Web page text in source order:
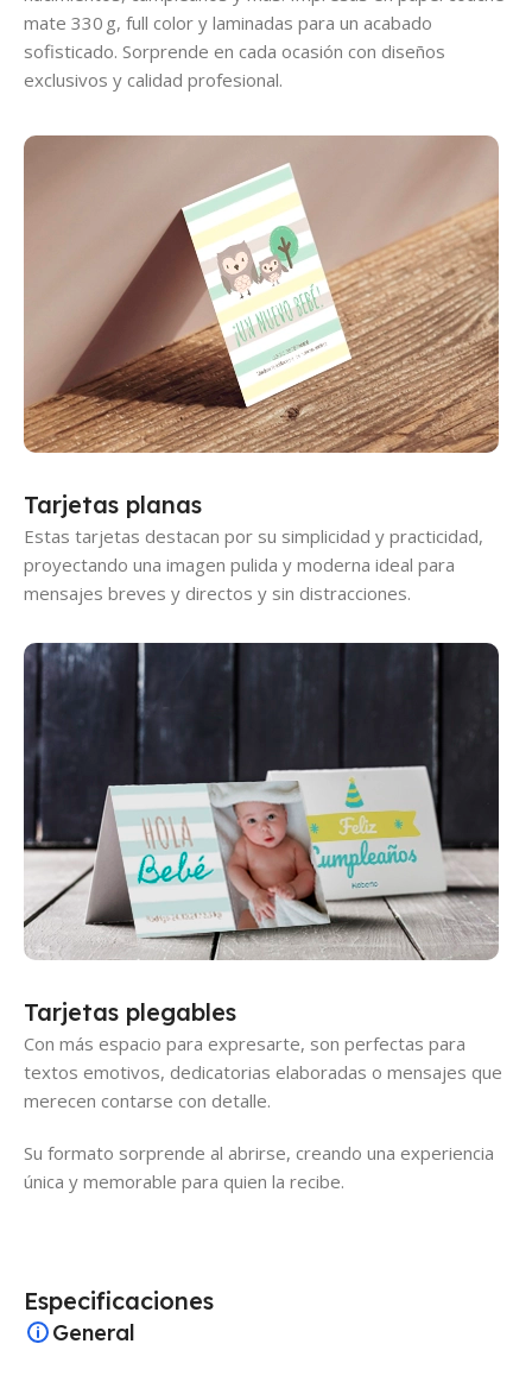
mate 330 g, full color y laminadas para un acabado
sofisticado. Sorprende en cada ocasión con diseños
exclusivos y calidad profesional.
Tarjetas planas
Estas tarjetas destacan por su simplicidad y practicidad,
proyectando una imagen pulida y moderna ideal para
mensajes breves y directos y sin distracciones.
Tarjetas plegables
Con más espacio para expresarte, son perfectas para
textos emotivos, dedicatorias elaboradas o mensajes que
merecen contarse con detalle.
Su formato sorprende al abrirse, creando una experiencia
única y memorable para quien la recibe.
Especificaciones
General